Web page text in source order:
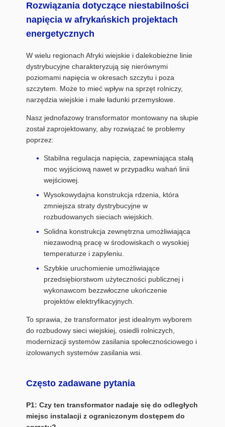
Rozwiązania dotyczące niestabilności
napięcia w afrykańskich projektach
energetycznych
W wielu regionach Afryki wiejskie i dalekobieżne linie
dystrybucyjne charakteryzują się nierównymi
poziomami napięcia w okresach szczytu i poza
szczytem. Może to mieć wpływ na sprzęt rolniczy,
narzędzia wiejskie i małe ładunki przemysłowe.
Nasz jednofazowy transformator montowany na słupie
został zaprojektowany, aby rozwiązać te problemy
poprzez:
Stabilna regulacja napięcia, zapewniająca stałą
moc wyjściową nawet w przypadku wahań linii
wejściowej.
Wysokowydajna konstrukcja rdzenia, która
zmniejsza straty dystrybucyjne w
rozbudowanych sieciach wiejskich.
Solidna konstrukcja zewnętrzna umożliwiająca
niezawodną pracę w środowiskach o wysokiej
temperaturze i zapyleniu.
Szybkie uruchomienie umożliwiające
przedsiębiorstwom użyteczności publicznej i
wykonawcom bezzwłoczne ukończenie
projektów elektryfikacyjnych.
To sprawia, że ​​transformator jest idealnym wyborem
do rozbudowy sieci wiejskiej, osiedli rolniczych,
modernizacji systemów zasilania społecznościowego i
izolowanych systemów zasilania wsi.
Często zadawane pytania
P1: Czy ten transformator nadaje się do odległych
miejsc instalacji z ograniczonym dostępem do